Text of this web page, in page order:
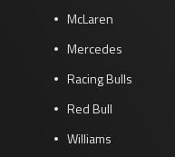
McLaren
Mercedes
Racing Bulls
Red Bull
Williams